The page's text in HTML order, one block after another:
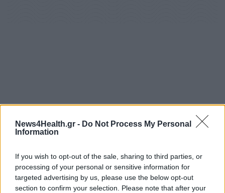
News4Health.gr - Do Not Process My Personal
Information
If you wish to opt-out of the sale, sharing to third parties, or
processing of your personal or sensitive information for
targeted advertising by us, please use the below opt-out
section to confirm your selection. Please note that after your